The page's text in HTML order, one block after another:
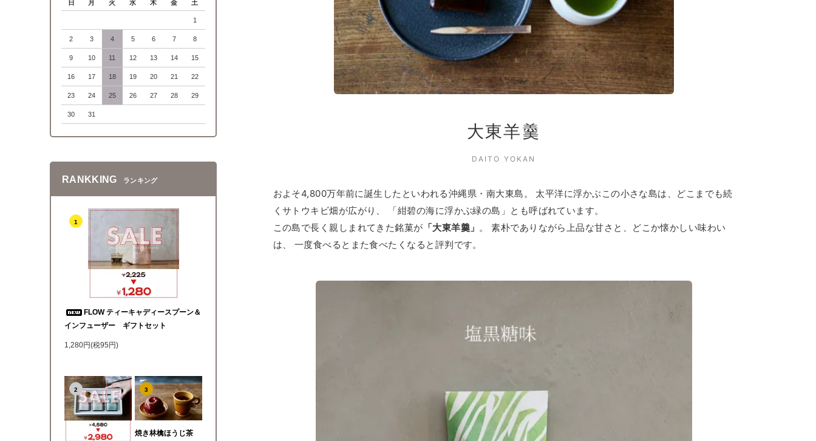
大東羊羹
DAITO YOKAN
およそ4,800万年前に誕生したといわれる沖縄県・南大東島。 太平洋に浮かぶこの小さな島は、どこまでも続
くサトウキビ畑が広がり、 「紺碧の海に浮かぶ緑の島」とも呼ばれています。
この島で長く親しまれてきた銘菓が 「大東羊羹」 。 素朴でありながら上品な甘さと、どこか懐かしい味わい
は、 一度食べるとまた食べたくなると評判です。
日 月 火 水 木 金 土
1
2 3 4 5 6 7 8
9 10 11 12 13 14 15
16 17 18 19 20 21 22
23 24 25 26 27 28 29
30 31
RANKKING ランキング
1
FLOW ティーキャディースプーン＆
インフューザー ギフトセット
1,280円(税95円)
2 3
焼き林檎ほうじ茶